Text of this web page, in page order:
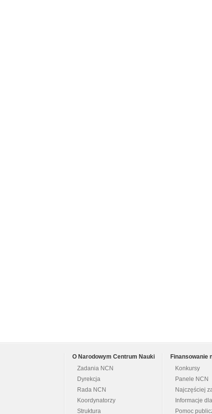
O Narodowym Centrum Nauki
Zadania NCN
Dyrekcja
Rada NCN
Koordynatorzy
Struktura
Finansowanie
Konkursy
Panele NCN
Najczęściej
Informacje
Pomoc